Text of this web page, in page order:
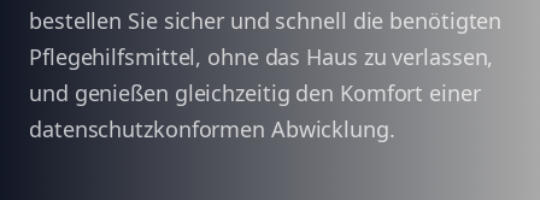
bestellen Sie sicher und schnell die benötigten
Pflegehilfsmittel, ohne das Haus zu verlassen,
und genießen gleichzeitig den Komfort einer
datenschutzkonformen Abwicklung.